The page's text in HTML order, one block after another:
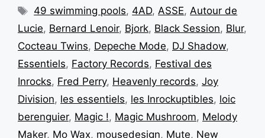
49 swimming pools, 4AD,ASSE,Autour de
Lucie, Bernard Lenoir, Bjork, Black Session, Blur,
Cocteau Twins, Depeche Mode, DJ Shadow,
Essentiels, Factory Records, Festival des
Inrocks, Fred Perry, Heavenly records, Joy
Division, les essentiels, les Inrockuptibles, loic
berenguier, Magic !, Magic Mushroom, Melody
Maker, Mo Wax, mousedesign, Mute, New